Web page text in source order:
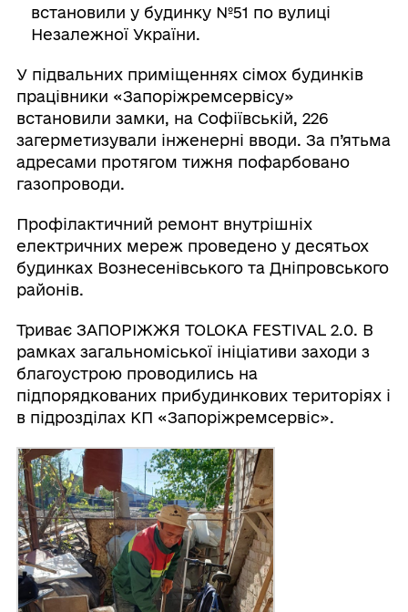
встановили у будинку №51 по вулиці
Незалежної України.
У підвальних приміщеннях сімох будинків
працівники «Запоріжремсервісу»
встановили замки, на Софіївській, 226
загерметизували інженерні вводи. За п’ятьма
адресами протягом тижня пофарбовано
газопроводи.
Профілактичний ремонт внутрішніх
електричних мереж проведено у десятьох
будинках Вознесенівського та Дніпровського
районів.
Триває ЗАПОРІЖЖЯ TOLOKA FESTIVAL 2.0. В
рамках загальноміської ініціативи заходи з
благоустрою проводились на
підпорядкованих прибудинкових територіях і
в підрозділах КП «Запоріжремсервіс».